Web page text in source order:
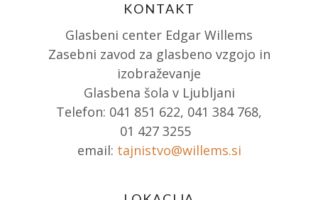
KONTAKT
Glasbeni center Edgar Willems
Zasebni zavod za glasbeno vzgojo in
izobraževanje
Glasbena šola v Ljubljani
Telefon: 041 851 622, 041 384 768,
01 427 3255
email: tajnistvo@willems.si